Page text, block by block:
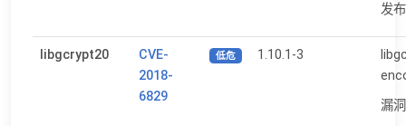
发
libgcrypt20
CVE-
2018-
6829
低危 1.10.1-3
漏